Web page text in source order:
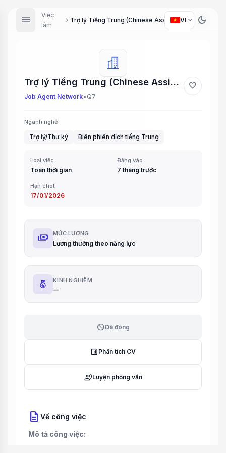
menu
Việc
làm
chevron_right Trợ lý Tiếng Trung (Chinese Assistant) VI expand_more dark_mode
Trợ lý Tiếng Trung (Chinese Assistant)
Job Agent Network• Q7
favorite
Ngành nghề
Trợ lý/Thư ký Biên phiên dịch tiếng Trung
Loại việc
Toàn thời gian
Đăng vào
7 tháng trước
Hạn chót
17/01/2026
payments MỨC LƯƠNG
Lương thưởng theo năng lực
KINH NGHIỆM
—
blockĐã đóng
analytics Phân tích CV
record_voice_overLuyện phỏng vấn
description Về công việc
Mô tả công việc: